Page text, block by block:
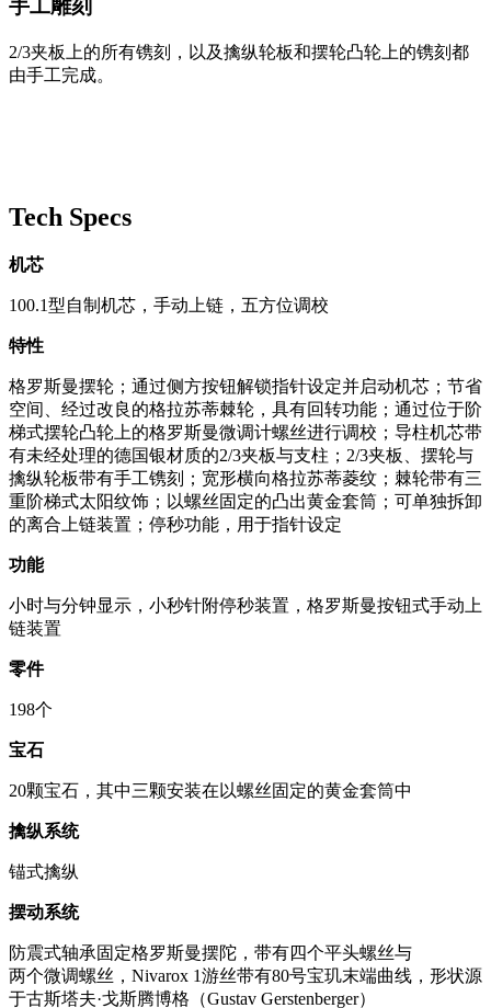
手工雕刻
2/3夹板上的所有镌刻，以及擒纵轮板和摆轮凸轮上的镌刻都
由手工完成。
Tech Specs
机芯
100.1型自制机芯，手动上链，五方位调校
特性
格罗斯曼摆轮；通过侧方按钮解锁指针设定并启动机芯；节省
空间、经过改良的格拉苏蒂棘轮，具有回转功能；通过位于阶
梯式摆轮凸轮上的格罗斯曼微调计螺丝进行调校；导柱机芯带
有未经处理的德国银材质的2/3夹板与支柱；2/3夹板、摆轮与
擒纵轮板带有手工镌刻；宽形横向格拉苏蒂菱纹；棘轮带有三
重阶梯式太阳纹饰；以螺丝固定的凸出黄金套筒；可单独拆卸
的离合上链装置；停秒功能，用于指针设定
功能
小时与分钟显示，小秒针附停秒装置，格罗斯曼按钮式手动上
链装置
零件
198个
宝石
20颗宝石，其中三颗安装在以螺丝固定的黄金套筒中
擒纵系统
锚式擒纵
摆动系统
防震式轴承固定格罗斯曼摆陀，带有四个平头螺丝与
两个微调螺丝，Nivarox 1游丝带有80号宝玑末端曲线，形状源
于古斯塔夫·戈斯腾博格（Gustav Gerstenberger）